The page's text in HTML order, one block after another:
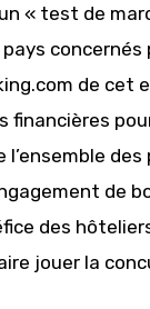
« test de
de cet
des
de
des
jouer la